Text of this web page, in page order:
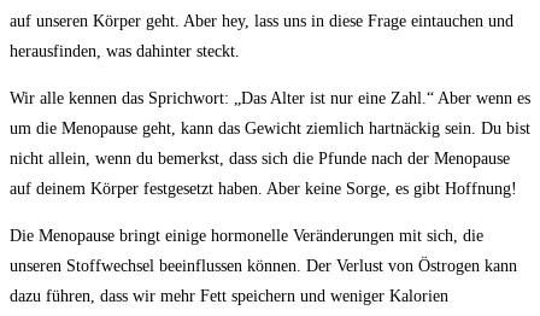
auf unseren Körper geht. Aber hey, lass⁤ uns in diese Frage eintauchen und
herausfinden, was dahinter steckt.
Wir alle kennen das Sprichwort: „Das Alter ist nur ​eine Zahl.“ ⁢Aber ⁣wenn es
um die Menopause geht, kann das Gewicht ziemlich hartnäckig sein. Du bist
nicht allein, wenn du‍ bemerkst, dass sich die Pfunde nach der⁤ Menopause
auf‍ deinem Körper festgesetzt haben.⁣ Aber keine Sorge, es gibt⁢ Hoffnung!
Die Menopause bringt ⁢einige⁢ hormonelle Veränderungen ‍mit sich, die
unseren Stoffwechsel beeinflussen können. Der Verlust von Östrogen kann‌
dazu führen, dass wir mehr Fett ‍speichern ⁤und ⁣weniger Kalorien